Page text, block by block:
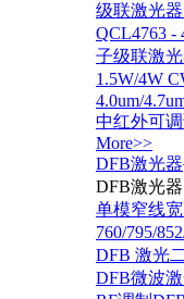
级联激光
QCL4763 -
子级联激
1.5W/4W
4.0um/
中红外可
More>>
DFB激光器
DFB激光器
单模窄线
760/795/
DFB 激光
DFB微波